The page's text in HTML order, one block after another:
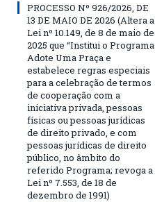
PROCESSO Nº 926/2026, DE
13 DE MAIO DE 2026 (Altera a
Lei nº 10.149, de 8 de maio de
2025 que “Institui o Programa
Adote Uma Praça e
estabelece regras especiais
para a celebração de termos
de cooperação com a
iniciativa privada, pessoas
físicas ou pessoas jurídicas
de direito privado, e com
pessoas jurídicas de direito
público, no âmbito do
referido Programa; revoga a
Lei nº 7.553, de 18 de
dezembro de 1991)